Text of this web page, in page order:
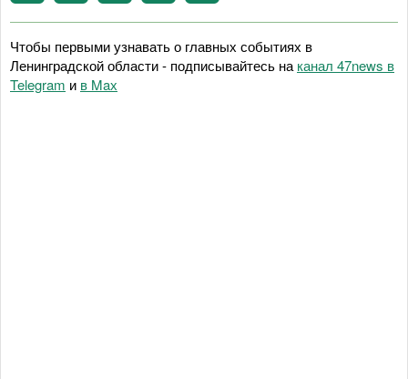
Чтобы первыми узнавать о главных событиях в
Ленинградской области - подписывайтесь на канал 47news в
Telegram и в Maх